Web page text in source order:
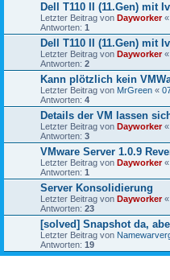
Dell T110 II (11.Gen) mit
Letzter Beitrag von Dayworker«
Antworten: 1
Dell T110 II (11.Gen) mit
Letzter Beitrag von Dayworker«
Antworten: 2
Kann plötzlich kein
Letzter Beitrag von MrGreen «
Antworten: 4
Details der VM lassen
Letzter Beitrag von Dayworker«
Antworten: 3
VMware Server 1.0.9
Letzter Beitrag von Dayworker«
Antworten: 1
Server Konsolidierung
Letzter Beitrag von Dayworker«
Antworten: 23
[solved] Snapshot da,
Letzter Beitrag von
Antworten: 19